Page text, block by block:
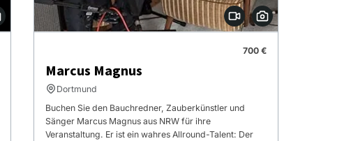
700 €
Marcus Magnus
Dortmund
Buchen Sie den Bauchredner, Zauberkünstler und
Sänger Marcus Magnus aus NRW für ihre
Veranstaltung. Er ist ein wahres Allround-Talent: Der